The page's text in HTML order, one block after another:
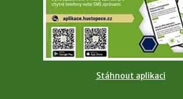
Stáhnout aplikaci